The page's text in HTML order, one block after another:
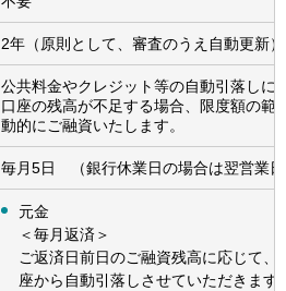
2年（原則として、審査のうえ自動更新）
公共料金やクレジット等の自動引落しに
口座の残高が不足する場合、限度額の範
動的にご融資いたします。
毎月5日 （銀行休業日の場合は翌営業
元金
＜毎月返済＞
ご返済日前日のご融資残高に応じて、
座から自動引落しさせていただきます